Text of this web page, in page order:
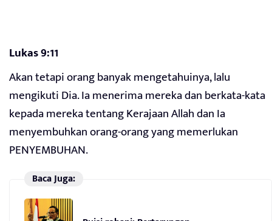
Lukas 9:11
Akan tetapi orang banyak mengetahuinya, lalu
mengikuti Dia. Ia menerima mereka dan berkata-kata
kepada mereka tentang Kerajaan Allah dan Ia
menyembuhkan orang-orang yang memerlukan
PENYEMBUHAN.
Baca Juga: